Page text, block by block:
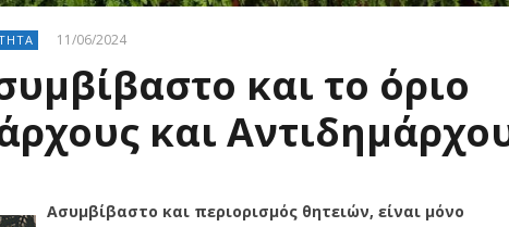
11/06/2024
και το όριο
και
Ασυμβίβαστο και περιορισμός θητειών, είναι μόνο